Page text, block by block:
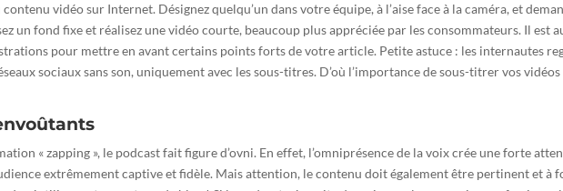
vidéo sur Internet. Désignez quelqu’un dans votre équipe, à l’aise face à la caméra, et
un fond fixe et réalisez une vidéo courte, beaucoup plus appréciée par les consommateurs. Il est
pour mettre en avant certains points forts de votre article. Petite astuce : les internautes
sociaux sans son, uniquement avec les sous-titres. D’où l’importance de sous-titrer vos
« zapping », le podcast fait figure d’ovni. En effet, l’omniprésence de la voix crée une forte
extrêmement captive et fidèle. Mais attention, le contenu doit également être pertinent et à